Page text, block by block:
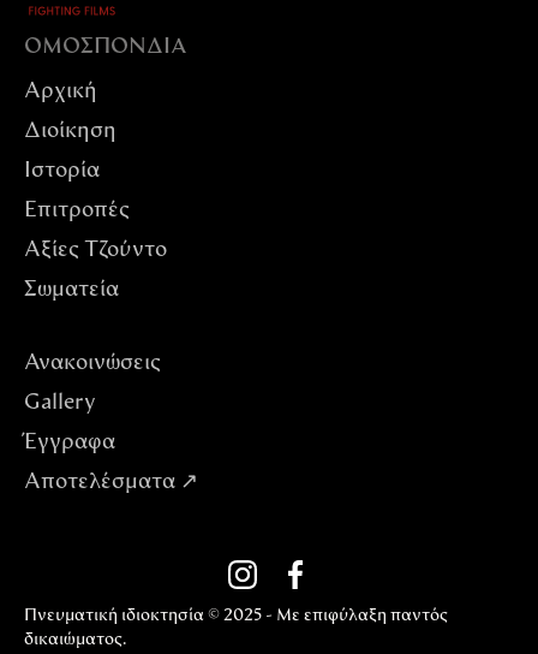
ΟΜΟΣΠΟΝΔIΑ
Αρχική
Διοίκηση
Ιστορία
Επιτροπές
Αξίες Tζούντο
Σωματεία
Ανακοινώσεις
Gallery
Έγγραφα
Αποτελέσματα ↗
Πνευματική ιδιοκτησία © 2025 - Με επιφύλαξη παντός
δικαιώματος.